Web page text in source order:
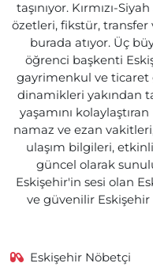
taşınıyor. Kırmızı-
özetleri, fikstür,
burada atıyor. Üç
öğrenci başkenti
gayrimenkul ve
dinamikleri yakından
yaşamını
namaz ve ezan
ulaşım bilgileri,
güncel olarak
Eskişehir'in sesi olan
ve güvenilir
Eskişehir Nöbetçi